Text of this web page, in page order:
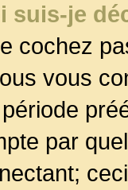
suis-je
cochez
vous
par